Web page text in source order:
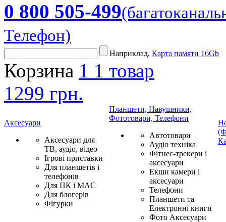
0 800 505-499
Телефон)
Наприклад, Карта памяти 16Gb
Корзина 1 1 товар
1299 грн.
Аксесуари
Аксесуари для
ТВ, аудіо, відео
Ігрові приставки
Для планшетів і
телефонів
Для ПК і MAC
Для блогерів
Фігурки
Планшети, Навушники,
Фототовари, Телефони
Автотовари
Аудіо техніка
Фітнес-трекери і
аксесуари
Екшн камери і
аксесуари
Телефони
Планшети та
Електронні книги
Фото Аксесуари